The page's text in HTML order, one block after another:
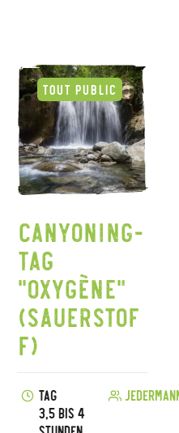
Canyoning-
Tag
"Oxygène"
(Sauerstof
f)
Tag
3,5 bis 4